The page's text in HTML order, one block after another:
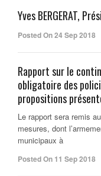
Yves BERGERAT,
Posted On 24 Sep 2018
Rapport sur le
obligatoire des
propositions
Le rapport sera remis
mesures, dont
municipaux à
Posted On 11 Sep 2018